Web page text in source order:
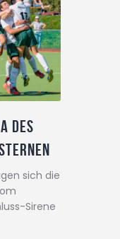
des
sich die
Sirene